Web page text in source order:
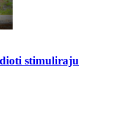
stimuliraju